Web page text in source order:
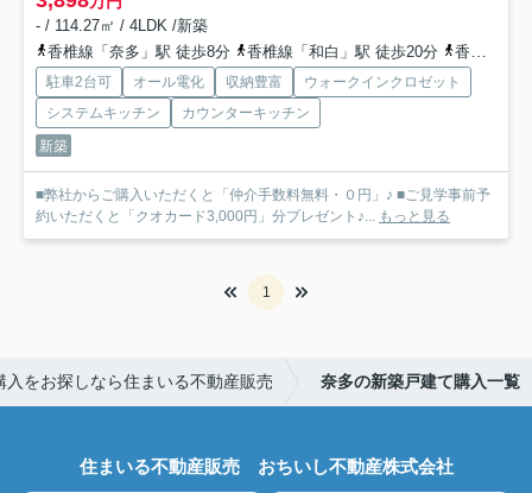
- / 114.27㎡ / 4LDK /新築
香椎線「奈多」駅 徒歩8分
香椎線「和白」駅 徒歩20分 香椎線「雁ノ巣」駅 徒歩20分
駐車2台可 オール電化 収納豊富
ウォークインクロゼット
システムキッチン
カウンターキッチン
新築
■弊社からご購入いただくと「仲介手数料無料・０円」♪ ■ご見学事前予
約いただくと「クオカード3,000円」分プレゼント♪... もっと見る
1
をお探しなら住まいる不動産販売 奈多の新築戸建て購入一覧
住まいる不動産販売 おちいし不動産株式会社